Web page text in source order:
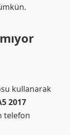
kullanarak
2017
telefon